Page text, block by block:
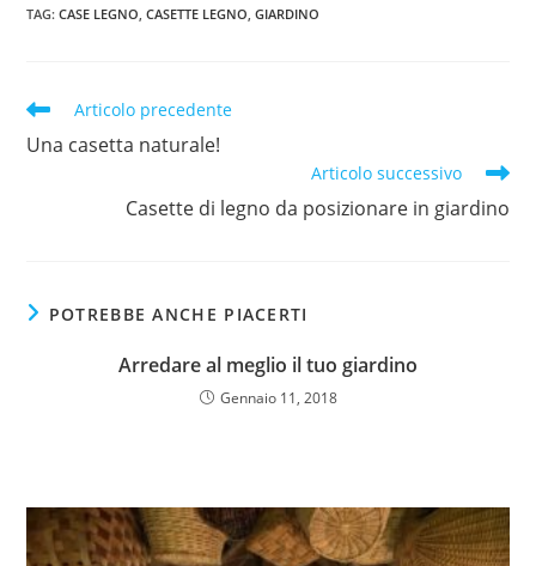
TAG:CASE LEGNO CASETTE LEGNO GIARDINO
Articolo precedente
Una casetta naturale!
Articolo successivo
Casette di legno da posizionare in giardino
POTREBBE ANCHE PIACERTI
Arredare al meglio il tuo giardino
Gennaio 11, 2018